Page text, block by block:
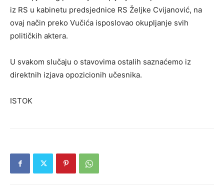
iz RS u kabinetu predsjednice RS Željke Cvijanović, na
ovaj način preko Vučića isposlovao okupljanje svih
političkih aktera.
U svakom slučaju o stavovima ostalih saznaćemo iz
direktnih izjava opozicionih učesnika.
ISTOK